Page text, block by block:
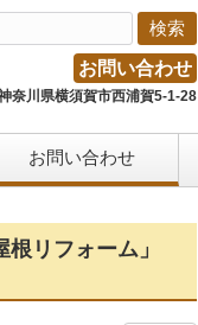
お問い合わせ
奈川県横須賀市西浦賀5-1-28
お問い合わせ
リフォーム」